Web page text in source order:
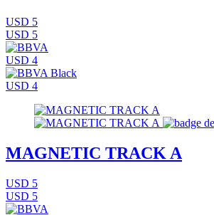
USD 5
USD 5
USD 4
USD 4
MAGNETIC TRACK A
USD 5
USD 5